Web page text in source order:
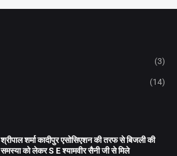
(3)
(14)
श्रीपाल शर्मा कादीपुर एसोसिएशन की तरफ से बिजली की
समस्या को लेकर S E श्यामवीर सैनी जी से मिले